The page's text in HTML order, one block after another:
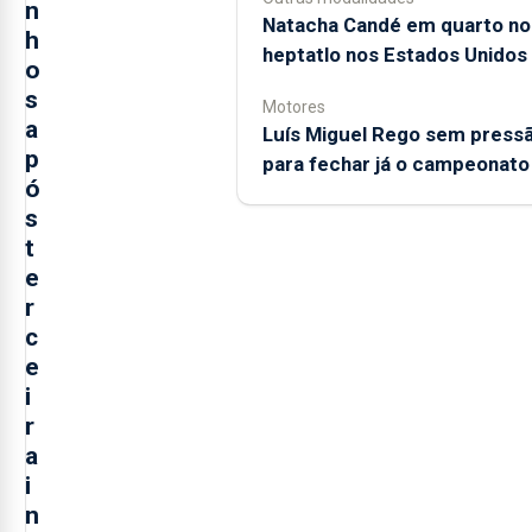
n
h
o
s
a
p
ó
s
t
e
r
c
e
i
r
a
i
n
Natacha Candé em quarto no
heptatlo nos Estados Unidos
Motores
Luís Miguel Rego sem
para fechar já o campeonato